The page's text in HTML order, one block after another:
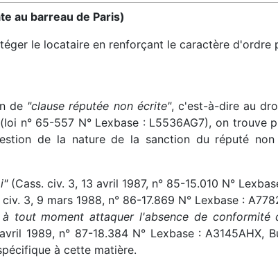
au barreau de Paris)
le locataire en renforçant le caractère d'ordre
de "clause réputée non écrite", c'est-à-dire au
n° 65-557 N° Lexbase : L5536AG7), on trouve
de la nature de la sanction du réputé
(Cass. civ. 3, 13 avril 1987, n° 85-15.010 N°
3, 9 mars 1988, n° 86-17.869 N° Lexbase :
tout moment attaquer l'absence de
1989, n° 87-18.384 N° Lexbase : A3145AHX,
à cette matière.